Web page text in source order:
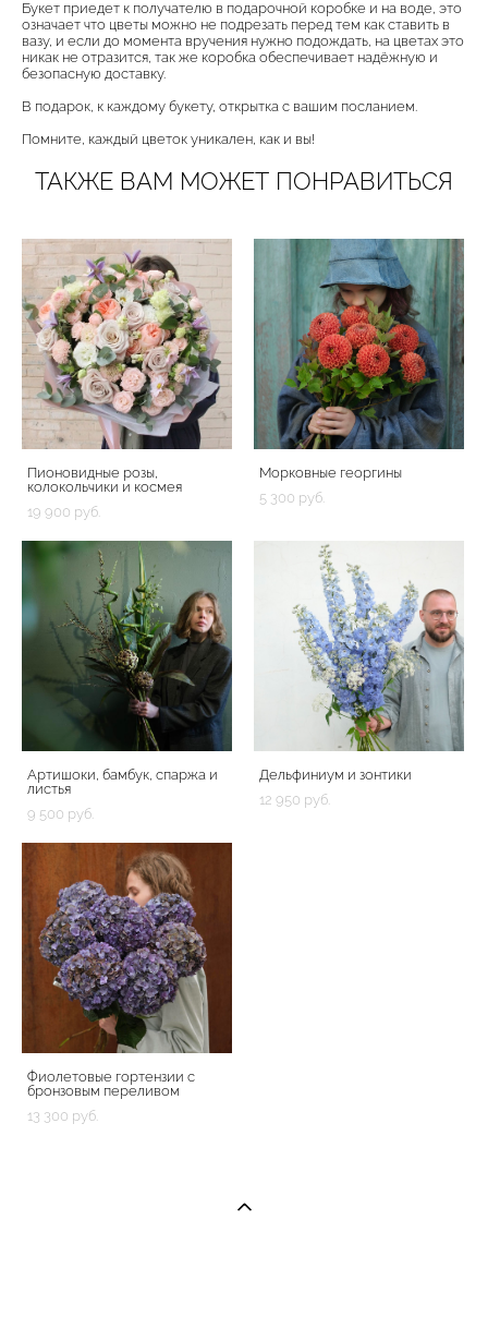
Букет приедет к получателю в подарочной коробке и на воде, это
означает что цветы можно не подрезать перед тем как ставить в
вазу, и если до момента вручения нужно подождать, на цветах это
никак не отразится, так же коробка обеспечивает надёжную и
безопасную доставку.
В подарок, к каждому букету, открытка с вашим посланием.
Помните, каждый цветок уникален, как и вы!
ТАКЖЕ ВАМ МОЖЕТ ПОНРАВИТЬСЯ
Пионовидные розы,
колокольчики и космея
19 900 pуб.
Морковные георгины
5 300 pуб.
Артишоки, бамбук, спаржа и
листья
9 500 pуб.
Дельфиниум и зонтики
12 950 pуб.
Фиолетовые гортензии с
бронзовым переливом
13 300 pуб.